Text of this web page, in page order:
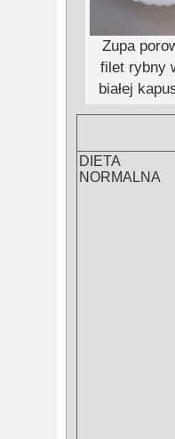
Zupa
filet rybny
białej
DIETA
NORMALNA